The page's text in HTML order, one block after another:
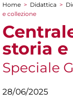
Tu sei qui
Home > Didattica >
e collezione
storia
Speciale
28/06/2025